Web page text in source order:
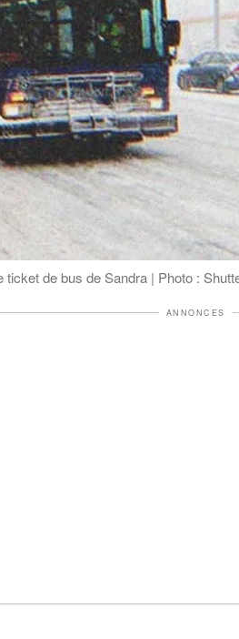
ticket de bus de Sandra | Photo :
ANNONCES